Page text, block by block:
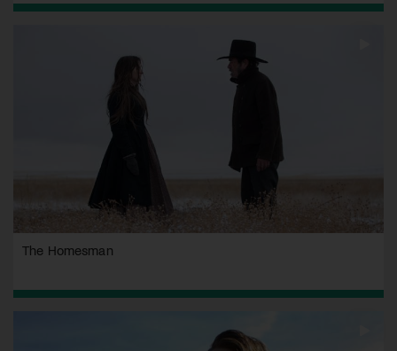
The Homesman